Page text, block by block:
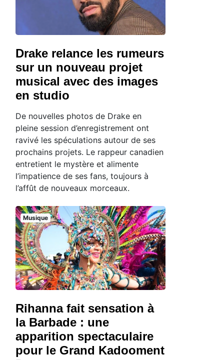
Drake relance les rumeurs
sur un nouveau projet
musical avec des images
en studio
De nouvelles photos de Drake en
pleine session d’enregistrement ont
ravivé les spéculations autour de ses
prochains projets. Le rappeur canadien
entretient le mystère et alimente
l’impatience de ses fans, toujours à
l’affût de nouveaux morceaux.
Musique
Rihanna fait sensation à
la Barbade : une
apparition spectaculaire
pour le Grand Kadooment